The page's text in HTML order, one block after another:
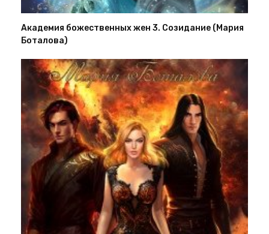
Академия божественных жен 3. Созидание (Мария
Боталова)